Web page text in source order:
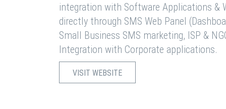
integration with Software Applications &
directly through SMS Web Panel
Small Business SMS marketing, ISP &
Integration with Corporate applications.
VISIT WEBSITE